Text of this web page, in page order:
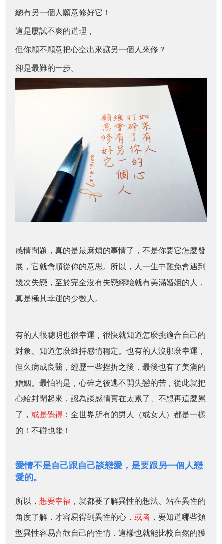
總有另一個人願意修好它！
這是屢試不爽的道理，
但你願不願意把心空出來讓另一個人來修？
卻是最難的一步。
感情問題，真的是最麻煩的事情了，不是你要它怎麼發
展，它就會順從你的意思。所以，人一生中難免會遇到
幾次失戀，至於完全沒有失戀經驗就有美滿婚姻的人，
真是極其幸運的少數人。
有的人很聰明也很幸運，很快就知道怎麼挑適合自己的
對象、知道怎麼維持感情穩定。 也有的人沒那麼幸運，
但久病成良醫，經歷一些挫折之後，最後也有了美滿的
婚姻。 最怕的是，心碎之後逃不開失戀的苦，從此就把
心給封閉起來，認為談感情實在太累了、不想再這麼累
了， 或是覺得 ：全世界所有的男人（或女人）都是一樣
的！不碰也罷！
愛情不是自己跟自己談戀愛，是要跟另一個人戀
愛的。
所以， 想要幸福 ，就都要了解異性的想法、站在異性的
角度了解，才容易得到異性的心， 或者 ，要知道哪些類
型異性容易喜歡自己的性情，這樣也就能比較自然的獲